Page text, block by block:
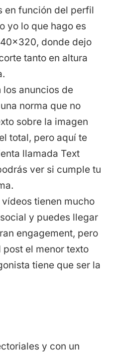
en función del perfil
yo lo que hago es
donde dejo
tanto en altura
los anuncios de
norma que no
sobre la imagen
total, pero aquí te
llamada Text
ver si cumple tu
tienen mucho
y puedes llegar
engagement, pero
el menor texto
tiene que ser la
y con un